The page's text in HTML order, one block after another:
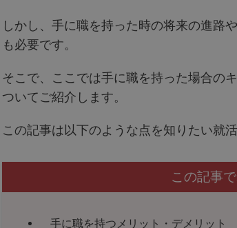
しかし、手に職を持った時の将来の進路
も必要です。
そこで、ここでは手に職を持った場合の
ついてご紹介します。
この記事は以下のような点を知りたい就
この記事
手に職を持つメリット・デメリット